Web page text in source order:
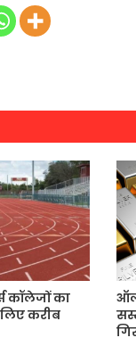
कॉलेजों का
लिए करीब